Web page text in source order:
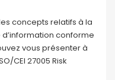
concepts relatifs à la
conforme
vous présenter à
CEI 27005 Risk